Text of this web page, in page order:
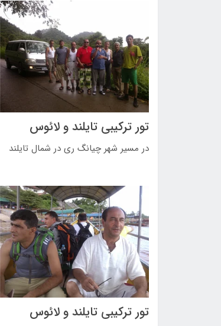
تور ترکیبی تایلند و لائوس
در مسیر شهر چیانگ ری در شمال تایلند
تور ترکیبی تایلند و لائوس